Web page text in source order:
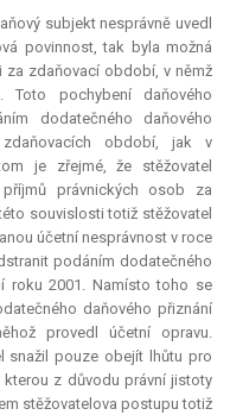
subjekt nesprávně uvedl
povinnost, tak byla možná
za zdaňovací období, v němž
Toto pochybení daňového
dodatečného daňového
období, jak v
je zřejmé, že stěžovatel
právnických osob za
souvislosti totiž stěžovatel
účetní nesprávnost v roce
podáním dodatečného
roku 2001. Namísto toho se
daňového přiznání
provedl účetní opravu.
snažil pouze obejít lhůtu pro
z důvodu právní jistoty
stěžovatelova postupu totiž